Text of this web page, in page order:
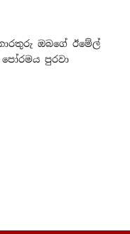
ඔබගේ ඊමේල්
පුරවා